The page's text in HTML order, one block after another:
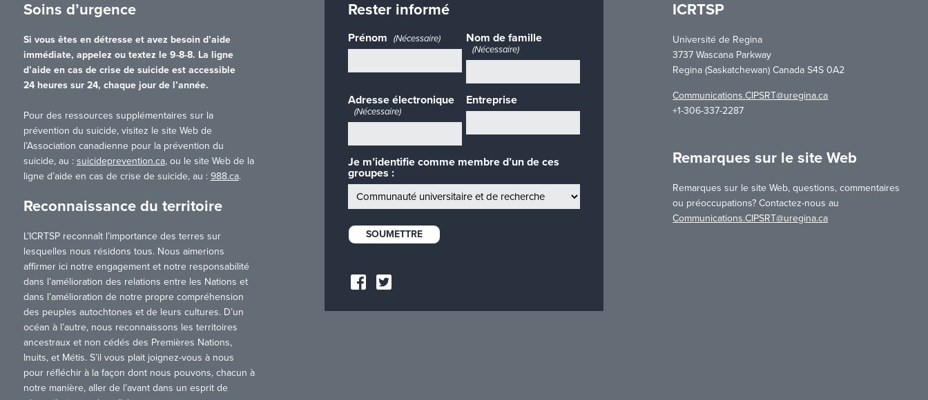
Soins d’urgence
Si vous êtes en détresse et avez besoin d’aide
immédiate, appelez ou textez le 9-8-8. La ligne
d’aide en cas de crise de suicide est accessible
24 heures sur 24, chaque jour de l’année.
Pour des ressources supplémentaires sur la
prévention du suicide, visitez le site Web de
l’Association canadienne pour la prévention du
suicide, au : suicideprevention.ca, ou le site Web de la
ligne d’aide en cas de crise de suicide, au : 988.ca.
Reconnaissance du territoire
L’ICRTSP reconnaît l’importance des terres sur
lesquelles nous résidons tous. Nous aimerions
affirmer ici notre engagement et notre responsabilité
dans l’amélioration des relations entre les Nations et
dans l’amélioration de notre propre compréhension
des peuples autochtones et de leurs cultures. D’un
océan à l’autre, nous reconnaissons les territoires
ancestraux et non cédés des Premières Nations,
Inuits, et Métis. S’il vous plait joignez-vous à nous
pour réfléchir à la façon dont nous pouvons, chacun à
notre manière, aller de l’avant dans un esprit de
Rester informé
Prénom (Nécessaire) Nom de famille
(Nécessaire)
Adresse électronique
(Nécessaire)
Entreprise
Je m’identifie comme membre d’un de ces
groupes :
ICRTSP
Université de Regina
3737 Wascana Parkway
Regina (Saskatchewan) Canada S4S 0A2
Communications.CIPSRT@uregina.ca
+1-306-337-2287
Remarques sur le site Web
Remarques sur le site Web, questions, commentaires
ou préoccupations? Contactez-nous au
Communications.CIPSRT@uregina.ca